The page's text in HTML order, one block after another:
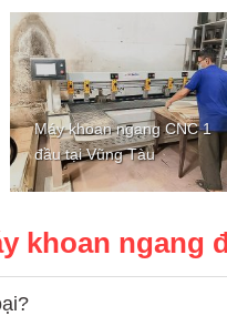
Máy khoan ngang CNC 1
đầu tại Vũng Tàu
khoan ngang